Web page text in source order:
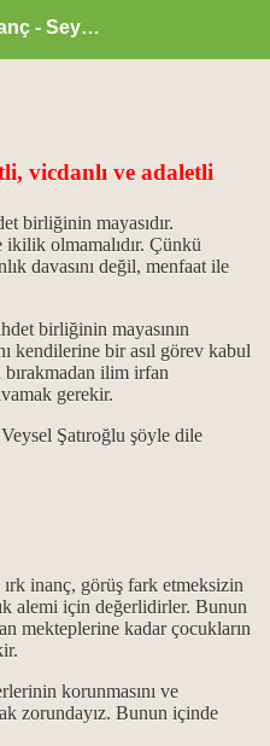
Alevilikte Inanç - Seyyid Hakkı
vicdanlı ve adaletli
birliğinin mayasıdır.
ikilik olmamalıdır. Çünkü
davasını değil, menfaat ile
birliğinin mayasının
kendilerine bir asıl görev kabul
ilim irfan
gerekir.
Şatıroğlu şöyle dile
inanç, görüş fark etmeksizin
alemi için değerlidirler. Bunun
mekteplerine kadar çocukların
korunmasını ve
zorundayız. Bunun içinde